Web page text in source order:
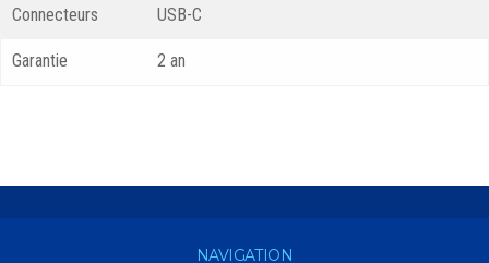
Connecteurs USB-C
Garantie 2 an
NAVIGATION